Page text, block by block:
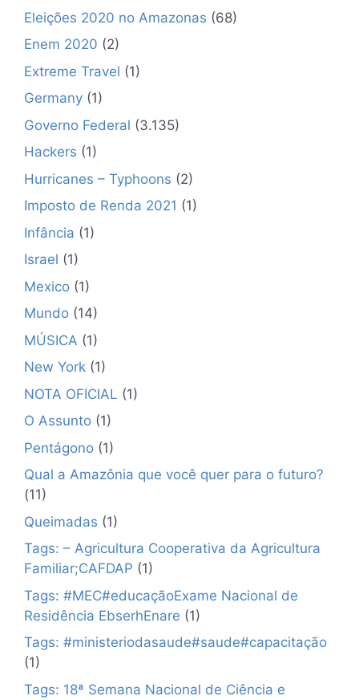
Eleições 2020 no Amazonas (68)
Enem 2020 (2)
Extreme Travel (1)
Germany (1)
Governo Federal (3.135)
Hackers (1)
Hurricanes – Typhoons (2)
Imposto de Renda 2021 (1)
Infância (1)
Israel (1)
Mexico (1)
Mundo (14)
MÚSICA (1)
New York (1)
NOTA OFICIAL (1)
O Assunto (1)
Pentágono (1)
Qual a Amazônia que você quer para o futuro?
(11)
Queimadas (1)
Tags: – Agricultura Cooperativa da Agricultura
Familiar;CAFDAP (1)
Tags: #MEC#educaçãoExame Nacional de
Residência EbserhEnare (1)
Tags: #ministeriodasaude#saude#capacitação
(1)
Tags: 18ª Semana Nacional de Ciência e